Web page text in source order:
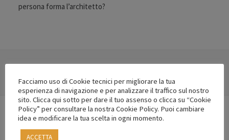
persona forma l’architetto?
Facciamo uso di Cookie tecnici per migliorare la tua
esperienza di navigazione e per analizzare il traffico sul nostro
sito. Clicca qui sotto per dare il tuo assenso o clicca su “Cookie
Policy” per consultare la nostra Cookie Policy. Puoi cambiare
idea e modificare la tua scelta in ogni momento.
ACCETTA